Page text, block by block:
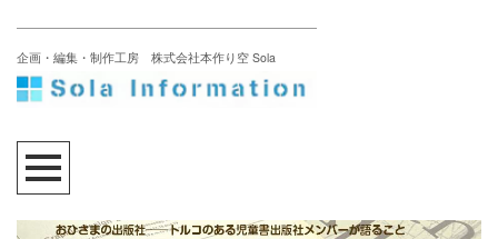
企画・編集・制作工房 株式会社本作り空 Sola